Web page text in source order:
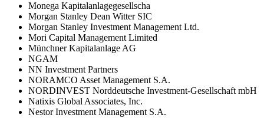
Monega Kapitalanlagegesellscha
Morgan Stanley Dean Witter SIC
Morgan Stanley Investment Management Ltd.
Mori Capital Management Limited
Münchner Kapitalanlage AG
NGAM
NN Investment Partners
NORAMCO Asset Management S.A.
NORDINVEST Norddeutsche Investment-Gesellschaft mbH
Natixis Global Associates, Inc.
Nestor Investment Management S.A.